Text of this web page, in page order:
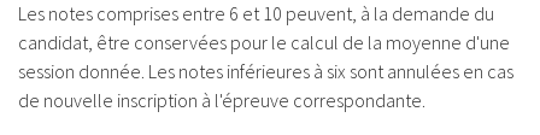
Les notes comprises entre 6 et 10 peuvent, à la demande du
candidat, être conservées pour le calcul de la moyenne d'une
session donnée. Les notes inférieures à six sont annulées en cas
de nouvelle inscription à l'épreuve correspondante.